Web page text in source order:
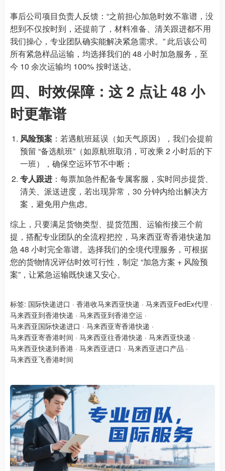
事后公司项目负责人反馈：“之前担心加急时效不靠谱，没
想到不仅按时到，还提前了，材料准备、清关跟进都不用
我们操心，专业团队确实能解决紧急需求。” 此后该公司
所有紧急样品运输，均选择我们的 48 小时加急服务，至
今 10 余次运输均 100% 按时送达。
四、时效保障：这 2 点让 48 小
时更靠谱
风险预案 ：若遇航班延误（如天气原因），我们会提前
预留 “备选航班”（如原航班取消，可改乘 2 小时后的下
一班），确保空运环节不中断；
专人跟进 ：每票加急件配备专属客服，实时同步提货、
清关、派送进度，若出现异常，30 分钟内给出解决方
案，避免用户焦虑。
综上，只要满足货物类型、提货范围、运输衔接三个前
提，搭配专业团队的全流程把控，马来西亚寄香港快递加
急 48 小时完全靠谱。选择我们的全境代理服务，可根据
您的货物情况评估时效可行性，制定 “加急方案 + 风险预
案”，让紧急运输既快速又安心。
标签: 国际快递进口 · 香港收马来西亚快递 · 马来西亚FedEx代理 ·
马来西亚到香港快递 · 马来西亚到香港空运 ·
马来西亚国际快递进口 · 马来西亚寄香港快递 ·
马来西亚寄香港时间 · 马来西亚往香港快递 · 马来西亚快递 ·
马来西亚快递到香港 · 马来西亚进口 · 马来西亚进口产品 ·
马来西亚飞香港时间